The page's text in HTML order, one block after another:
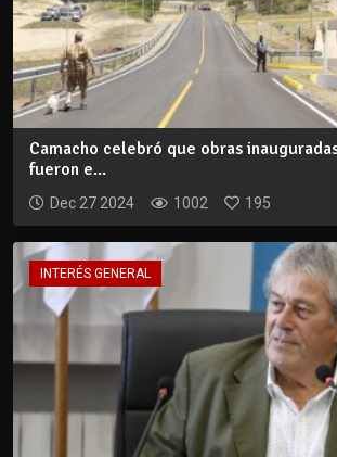
Camacho celebró que obras
fueron e...
Dec 27 2024 1002 195
INTERÉS GENERAL